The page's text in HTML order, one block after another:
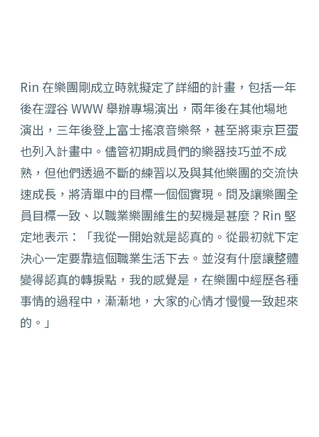
Rin 在樂團剛成立時就擬定了詳細的計畫，包括一年
後在澀谷 WWW 舉辦專場演出，兩年後在其他場地
演出，三年後登上富士搖滾音樂祭，甚至將東京巨蛋
也列入計畫中。儘管初期成員們的樂器技巧並不成
熟，但他們透過不斷的練習以及與其他樂團的交流快
速成長，將清單中的目標一個個實現。問及讓樂團全
員目標一致、以職業樂團維生的契機是甚麼？Rin 堅
定地表示：「我從一開始就是認真的。從最初就下定
決心一定要靠這個職業生活下去。並沒有什麼讓整體
變得認真的轉捩點，我的感覺是，在樂團中經歷各種
事情的過程中，漸漸地，大家的心情才慢慢一致起來
的。」